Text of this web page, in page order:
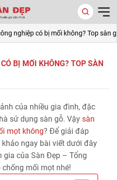
nghiệp có bị mối không? Top sàn
BỊ MỐI KHÔNG? TOP SÀN
của nhiều gia đình, đặc
sử dụng sàn gỗ. Vậy sàn
mọt không? Để giải đáp
ngay bài viết dưới đây
gia của Sàn Đẹp – Tổng
mối mọt nhé!